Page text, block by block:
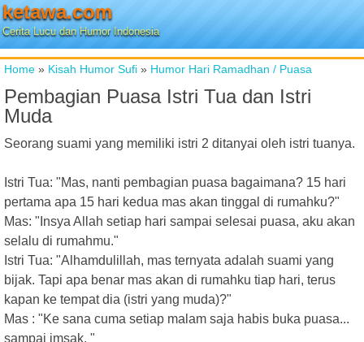
ketawa.com
Cerita Lucu dan Humor Indonesia
Home » Kisah Humor Sufi » Humor Hari Ramadhan / Puasa
Pembagian Puasa Istri Tua dan Istri
Muda
Seorang suami yang memiliki istri 2 ditanyai oleh istri tuanya.
Istri Tua: "Mas, nanti pembagian puasa bagaimana? 15 hari
pertama apa 15 hari kedua mas akan tinggal di rumahku?"
Mas: "Insya Allah setiap hari sampai selesai puasa, aku akan
selalu di rumahmu."
Istri Tua: "Alhamdulillah, mas ternyata adalah suami yang
bijak. Tapi apa benar mas akan di rumahku tiap hari, terus
kapan ke tempat dia (istri yang muda)?"
Mas : "Ke sana cuma setiap malam saja habis buka puasa...
sampai imsak. "